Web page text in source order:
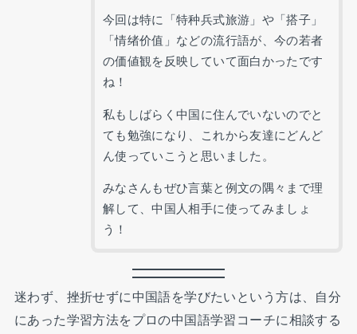
今回は特に「特种兵式旅游」や「搭子」
「情绪价值」などの流行語が、今の若者
の価値観を反映していて面白かったです
ね！
私もしばらく中国に住んでいないのでと
ても勉強になり、これから友達にどんど
ん使っていこうと思いました。
みなさんもぜひ言葉と例文の隅々まで理
解して、中国人相手に使ってみましょ
う！
迷わず、挫折せずに中国語を学びたいという方は、自分
にあった学習方法をプロの中国語学習コーチに相談する